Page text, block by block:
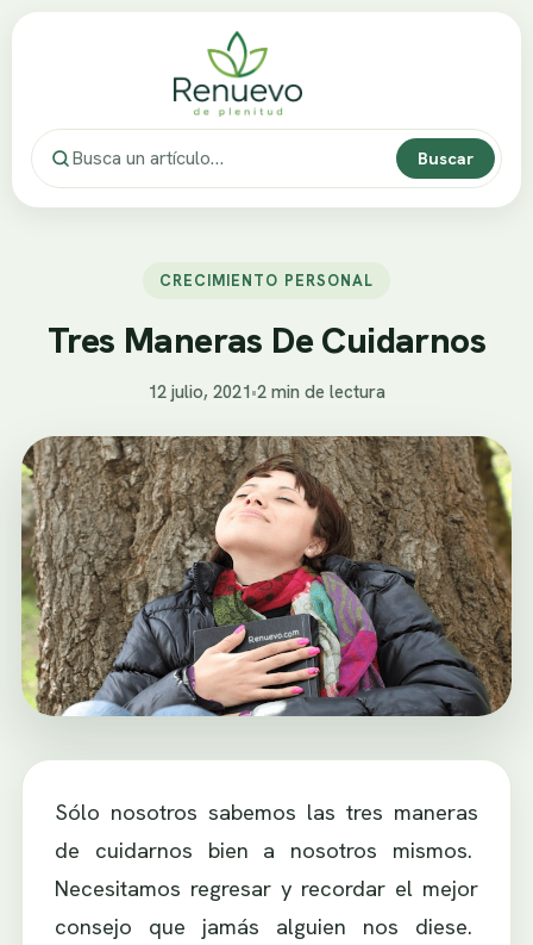
Buscar
CRECIMIENTO PERSONAL
Tres Maneras De Cuidarnos
12 julio, 2021•2 min de lectura
Sólo nosotros sabemos las tres maneras
de cuidarnos bien a nosotros mismos.
Necesitamos regresar y recordar el mejor
consejo que jamás alguien nos diese.